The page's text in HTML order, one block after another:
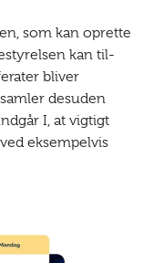
som kan oprette
kan til-
bliver
desuden
I, at vigtigt
eksempelvis